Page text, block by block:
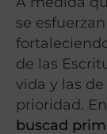
se
de las
vida y las
prioridad.
buscad